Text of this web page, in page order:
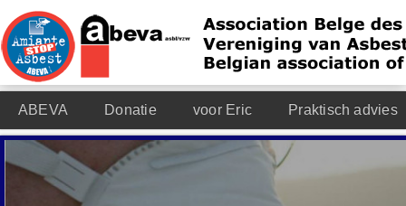
ABEVA Donatie voor Eric Praktisch advies